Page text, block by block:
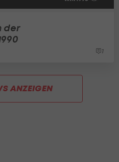
der
1
ANZEIGEN